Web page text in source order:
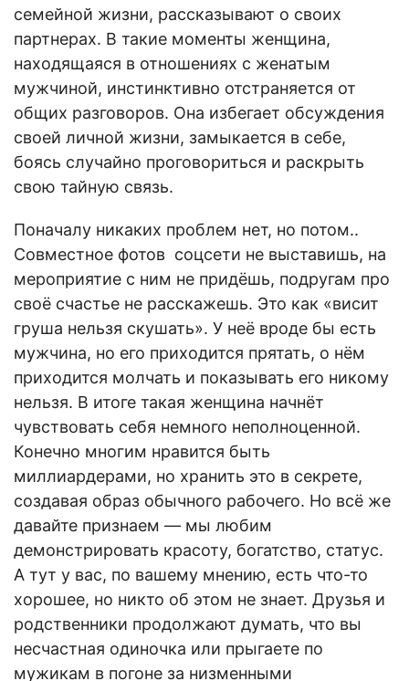
семейной жизни, рассказывают о своих
партнерах. В такие моменты женщина,
находящаяся в отношениях с женатым
мужчиной, инстинктивно отстраняется от
общих разговоров. Она избегает обсуждения
своей личной жизни, замыкается в себе,
боясь случайно проговориться и раскрыть
свою тайную связь.
Поначалу никаких проблем нет, но потом..
Совместное фотов соцсети не выставишь, на
мероприятие с ним не придёшь, подругам про
своё счастье не расскажешь. Это как «висит
груша нельзя скушать». У неё вроде бы есть
мужчина, но его приходится прятать, о нём
приходится молчать и показывать его никому
нельзя. В итоге такая женщина начнёт
чувствовать себя немного неполноценной.
Конечно многим нравится быть
миллиардерами, но хранить это в секрете,
создавая образ обычного рабочего. Но всё же
давайте признаем — мы любим
демонстрировать красоту, богатство, статус.
А тут у вас, по вашему мнению, есть что-то
хорошее, но никто об этом не знает. Друзья и
родственники продолжают думать, что вы
несчастная одиночка или прыгаете по
мужикам в погоне за низменными